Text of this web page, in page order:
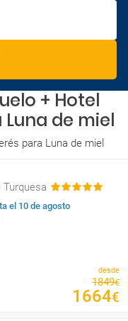
+ Hotel
de miel
para Luna de miel
Turquesa
el 10 de agosto
desde
1849€
1664€